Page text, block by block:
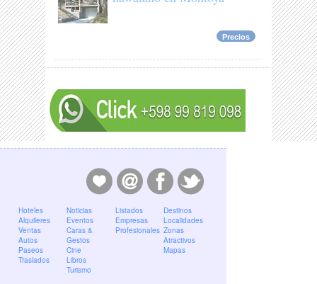
Precios
Hoteles
Alquileres
Ventas
Autos
Paseos
Traslados
Noticias
Eventos
Caras &
Gestos
Cine
Libros
Turismo
Listados
Empresas
Profesionales
Destinos
Localidades
Zonas
Atractivos
Mapas